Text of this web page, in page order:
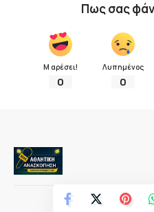
Πως σας
Μ αρέσει!
0
Λυπημένος
0
© 2022